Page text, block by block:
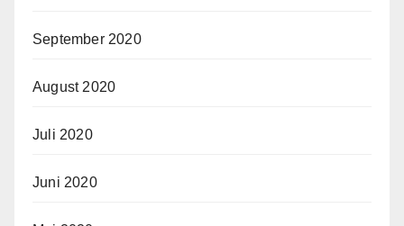
September 2020
August 2020
Juli 2020
Juni 2020